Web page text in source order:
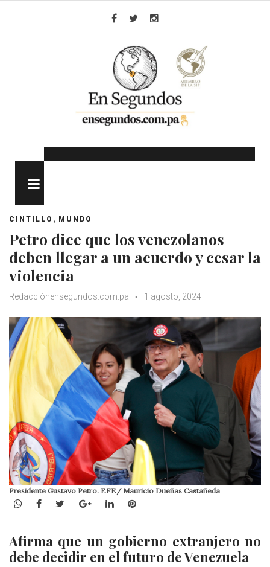
CINTILLO , MUNDO
Petro dice que los venezolanos
deben llegar a un acuerdo y cesar la
violencia
Redacciónensegundos.com.pa 1 agosto, 2024
Presidente Gustavo Petro. EFE/ Mauricio Dueñas Castañeda
WhatsApp
Facebook
TwitterGoogle+LinkedInPinterest
Afirma que un gobierno extranjero no
debe decidir en el futuro de Venezuela